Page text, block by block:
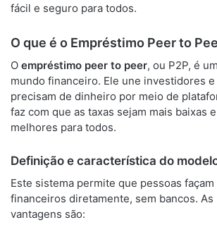
fácil e seguro para todos.
O que é o Empréstimo Peer to
O empréstimo peer to peer, ou P2P, é
mundo financeiro. Ele une investidores
precisam de dinheiro por meio de
faz com que as taxas sejam mais baixas
melhores para todos.
Definição e característica do
Este sistema permite que pessoas
financeiros diretamente, sem bancos. As
vantagens são: